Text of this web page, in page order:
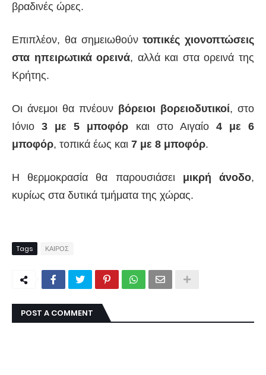
βραδινές ώρες.
Επιπλέον, θα σημειωθούντοπικές χιονοπτώσεις
στα ηπειρωτικά ορεινά, αλλά και στα ορεινά της
Κρήτης.
Οι άνεμοι θα πνέουν βόρειοι βορειοδυτικοί, στο
Ιόνιο3 με 5 μποφόρ και στο Αιγαίο 4 με 6
μποφόρ, τοπικά έως και 7 με 8 μποφόρ.
Η θερμοκρασία θα παρουσιάσει μικρή άνοδο,
κυρίως στα δυτικά τμήματα της χώρας.
Tags ΚΑΙΡΟΣ
POST A COMMENT